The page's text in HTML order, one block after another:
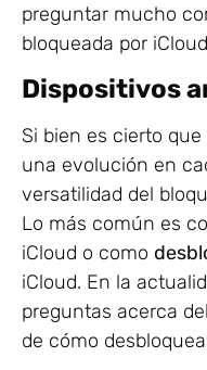
preguntar mucho
bloqueada por
Dispositivos
Si bien es cierto
una evolución en
versatilidad del
Lo más común es
iCloud o como
iCloud. En la
preguntas acerca
de cómo